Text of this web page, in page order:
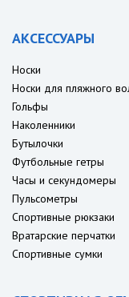
АКСЕССУАРЫ
Носки
Носки для пляжного
Гольфы
Наколенники
Бутылочки
Футбольные гетры
Часы и секундомеры
Пульсометры
Спортивные рюкзаки
Вратарские перчатки
Спортивные сумки